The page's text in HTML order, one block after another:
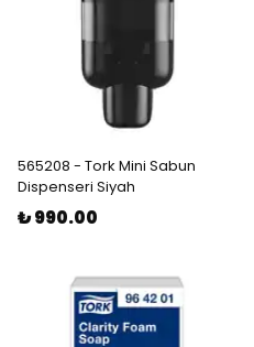
565208 - Tork Mini Sabun
Dispenseri Siyah
₺ 990.00